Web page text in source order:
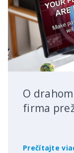
O
firma
Prečítajte